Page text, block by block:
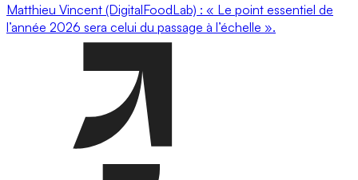
Matthieu Vincent (DigitalFoodLab) : « Le point essentiel de
l’année 2026 sera celui du passage à l’échelle ».